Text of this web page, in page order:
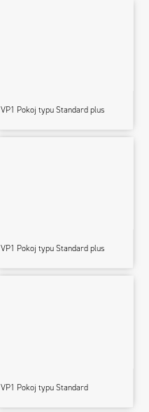
VP1 Pokoj typu Standard plus
VP1 Pokoj typu Standard plus
VP1 Pokoj typu Standard